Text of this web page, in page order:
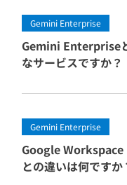
Gemini Enterprise
Gemini Enterprise
なサービスですか？
Gemini Enterprise
Google Workspace
との違いは何ですか